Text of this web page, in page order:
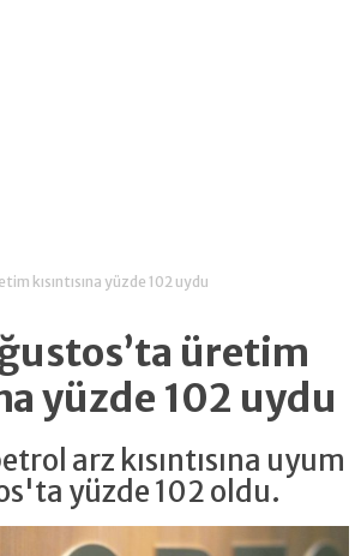
kısıntısına yüzde 102 uydu
üretim
yüzde 102 uydu
arz kısıntısına uyum
yüzde 102 oldu.